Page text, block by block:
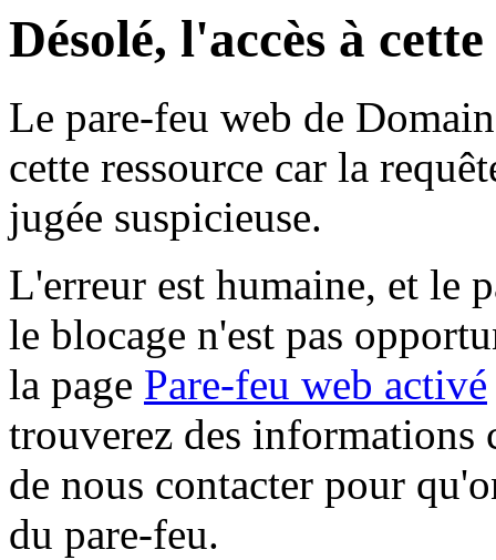
Désolé, l'accès à
Le pare-feu web de
cette ressource car la
jugée suspicieuse.
L'erreur est humaine, et le
le blocage n'est pas
la page Pare-feu web activé
trouverez des informations
de nous contacter pour
du pare-feu.